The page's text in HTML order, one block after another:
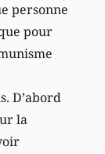
personne
pour
D’abord
la